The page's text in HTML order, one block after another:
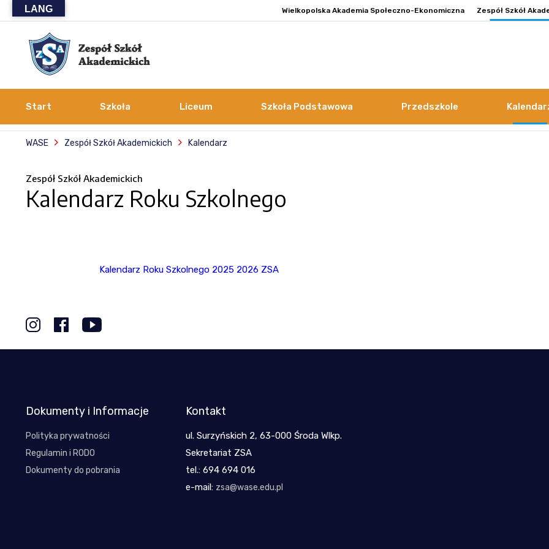
Wielkopolska Akademia Społeczno-Ekonomiczna Zespół Szkół
Start Szkoła Liceum Szkoła Podstawowa Przedszkole
WASE Zespół Szkół Akademickich Kalendarz
Zespół Szkół Akademickich
Kalendarz Roku Szkolnego
Kalendarz Roku Szkolnego 2025 2026 ZSA
Dokumenty i Informacje
Polityka prywatności
Regulamin i RODO
Dokumenty do pobrania
Kontakt
ul. Surzyńskich 2, 63-000 Środa Wlkp.
Sekretariat ZSA
tel.: 694 694 016
e-mail: zsa@wase.edu.pl
LANG